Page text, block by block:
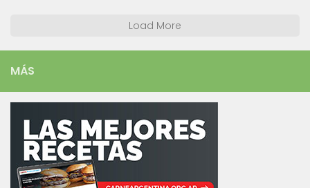
Load More
MÁS